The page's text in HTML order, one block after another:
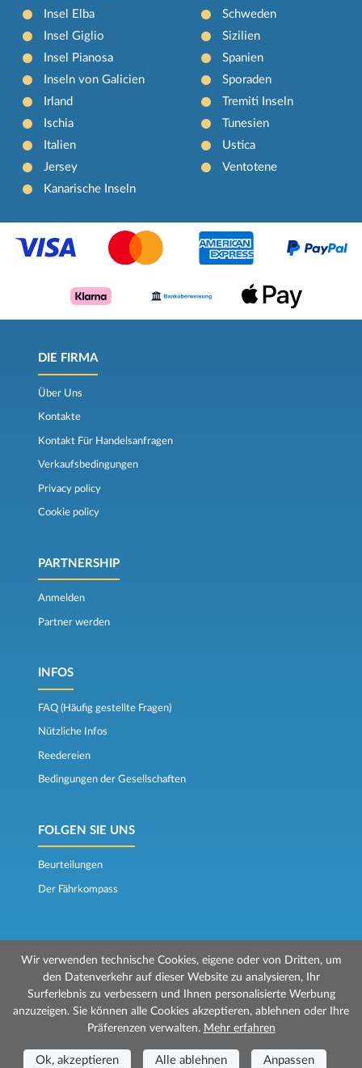
Insel Elba
Insel Giglio
Insel Pianosa
Inseln von Galicien
Irland
Ischia
Italien
Jersey
Kanarische Inseln
Schweden
Sizilien
Spanien
Sporaden
Tremiti Inseln
Tunesien
Ustica
Ventotene
DIE FIRMA
Über Uns
Kontakte
Kontakt Für Handelsanfragen
Verkaufsbedingungen
Privacy policy
Cookie policy
PARTNERSHIP
Anmelden
Partner werden
INFOS
FAQ (Häufig gestellte Fragen)
Nützliche Infos
Reedereien
Bedingungen der Gesellschaften
FOLGEN SIE UNS
Beurteilungen
Der Fährkompass
© 2026 Mr Ferry wird von Prenotazioni24 s.r.l. verwaltet
Betriebsstätte: Via Casa del Duca, 1 - 57037 Portoferraio (LI)
Aut.Amm.Prov. LI n 1819 del 16/01/06 - Fondo Garanzia Viaggi ASSIMUTUA
Wir verwenden technische Cookies, eigene oder von Dritten, um
den Datenverkehr auf dieser Website zu analysieren, Ihr
Surferlebnis zu verbessern und Ihnen personalisierte Werbung
anzuzeigen. Sie können alle Cookies akzeptieren, ablehnen oder Ihre
Präferenzen verwalten. Mehr erfahren
Ok, akzeptieren Alle ablehnen Anpassen